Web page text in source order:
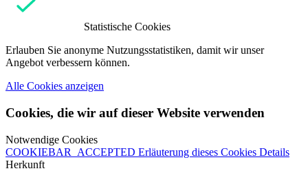
Statistische Cookies
Erlauben Sie anonyme Nutzungsstatistiken, damit wir unser
Angebot verbessern können.
Alle Cookies anzeigen
Cookies, die wir auf dieser Website verwenden
Notwendige Cookies
COOKIEBAR_ACCEPTED Erläuterung dieses Cookies Details
Herkunft